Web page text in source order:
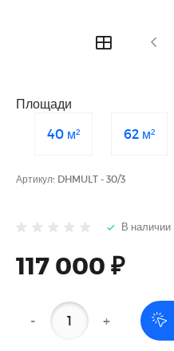
Площади
40 м²
62 м²
Артикул: DHMULT - 30/3
В наличии
117 000 ₽
- +